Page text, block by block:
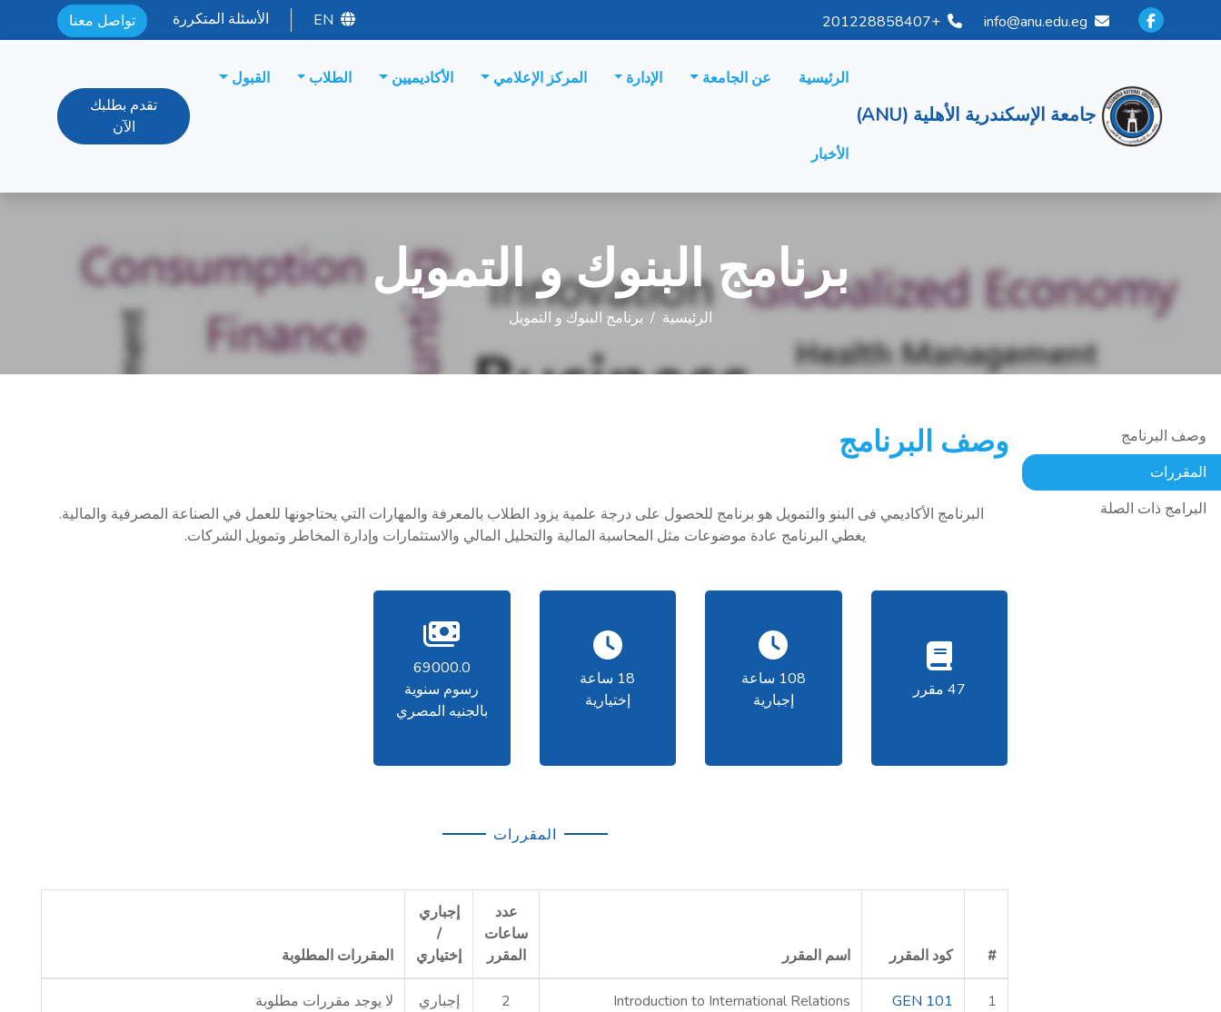
info@anu.edu.eg
+201228858407
EN الأسئلة المتكررة تواصل معنا
جامعة الإسكندرية الأهلية (ANU)
الرئيسية عن الجامعة الإدارة المركز الإعلامي الأكاديميين الطلاب القبول
الأخبار
تقدم بطلبك
الآن
برنامج البنوك و التمويل
الرئيسية / برنامج البنوك و التمويل
وصف البرنامج
المقررات
البرامج ذات الصلة
وصف البرنامج
البرنامج الأكاديمي فى البنو والتمويل هو برنامج للحصول على درجة علمية يزود الطلاب بالمعرفة والمهارات التي يحتاجونها للعمل في الصناعة المصرفية والمالية.
يغطي البرنامج عادة موضوعات مثل المحاسبة المالية والتحليل المالي والاستثمارات وإدارة المخاطر وتمويل الشركات.
47 مقرر
108 ساعة
إجبارية
18 ساعة
إختيارية
69000.0
رسوم سنوية
بالجنيه المصري
المقررات
# كود المقرر اسم المقرر
عدد
ساعات
المقرر
إجباري
/
إختياري
المقررات المطلوبة
1
GEN 101
Introduction to International Relations
2 إجباري لا يوجد مقررات مطلوبة